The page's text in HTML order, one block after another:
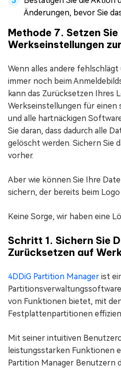
Änderungen, bevor Sie
Methode 7. Setzen
Werkseinstellungen
Wenn alles andere
immer noch beim
kann das Zurücksetzen Ihres
Werkseinstellungen für einen
und alle hartnäckigen
Sie daran, dass dadurch alle
gelöscht werden. Sichern Sie
vorher.
Aber wie können Sie Ihre
sichern, der bereits beim
Keine Sorge, wir haben eine
Schritt 1. Sichern Sie
Zurücksetzen auf
4DDiG Partition Manager ist
von Funktionen bietet, mit
Festplattenpartitionen
Mit seiner intuitiven
leistungsstarken Funktionen
Partition Manager Benutzern